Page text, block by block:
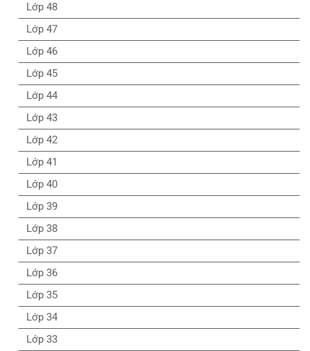
Lớp 48
Lớp 47
Lớp 46
Lớp 45
Lớp 44
Lớp 43
Lớp 42
Lớp 41
Lớp 40
Lớp 39
Lớp 38
Lớp 37
Lớp 36
Lớp 35
Lớp 34
Lớp 33